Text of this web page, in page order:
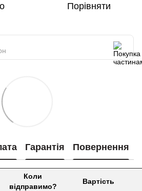
Порівняти
Гарантія Повернення
Коли
відправимо?
Вартість